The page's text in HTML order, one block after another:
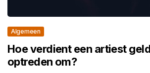
Algemeen
Hoe verdient een artiest
optreden om?